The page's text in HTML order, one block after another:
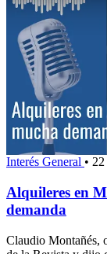
Interés General • 22
Alquileres en
demanda
Claudio Montañés,